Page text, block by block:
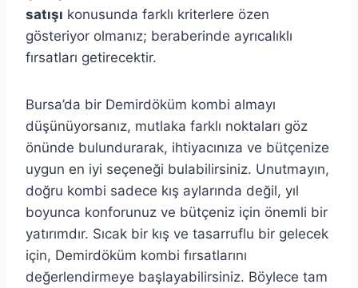
satışı konusunda farklı kriterlere özen
gösteriyor olmanız; beraberinde ayrıcalıklı
fırsatları getirecektir.
Bursa’da bir Demirdöküm kombi almayı
düşünüyorsanız, mutlaka farklı noktaları göz
önünde bulundurarak, ihtiyacınıza ve bütçenize
uygun en iyi seçeneği bulabilirsiniz. Unutmayın,
doğru kombi sadece kış aylarında değil, yıl
boyunca konforunuz ve bütçeniz için önemli bir
yatırımdır. Sıcak bir kış ve tasarruflu bir gelecek
için, Demirdöküm kombi fırsatlarını
değerlendirmeye başlayabilirsiniz. Böylece tam